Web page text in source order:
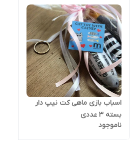
اسباب بازی ماهی کت نیپ دار
بسته 3 عددی
ناموجود